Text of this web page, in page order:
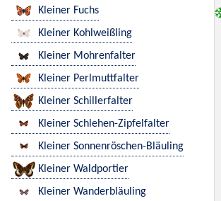
Kleiner Fuchs
Kleiner Kohlweißling
Kleiner Mohrenfalter
Kleiner Perlmuttfalter
Kleiner Schillerfalter
Kleiner Schlehen-Zipfelfalter
Kleiner Sonnenröschen-Bläuling
Kleiner Waldportier
Kleiner Wanderbläuling